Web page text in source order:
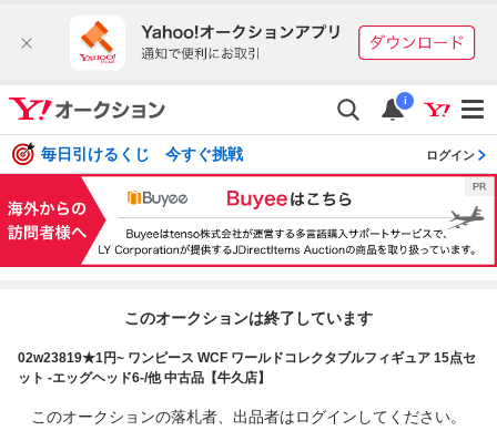
i
毎日引けるくじ 今すぐ挑戦 ログイン
このオークションは終了しています
02w23819★1円~ ワンピース WCF ワールドコレクタブルフィギュア 15点セ
ット -エッグヘッド6-/他 中古品【牛久店】
このオークションの落札者、出品者はログインしてください。